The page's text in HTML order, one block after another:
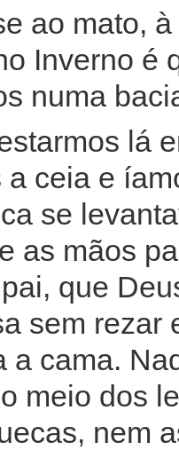
ao mato,
Inverno é
numa
lá
ceia e
se
as mãos
que
sem
a cama.
meio dos
nem